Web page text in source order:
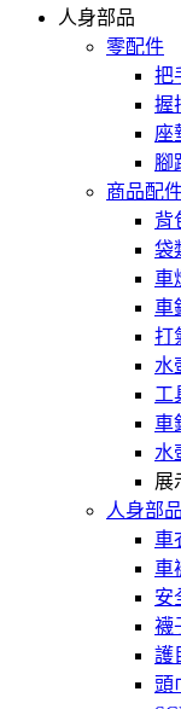
人身部品
零配件
把
握
座
腳
商品配
背
袋
車
車
打
水
工
車
水
展
人身部品
車
車
安
襪
護
頭